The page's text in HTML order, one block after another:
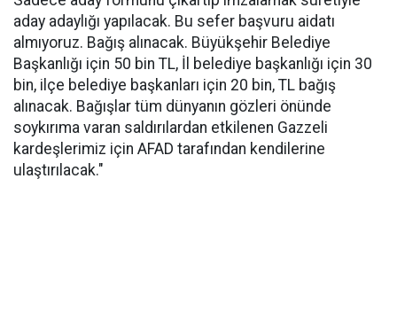
aday adaylığı yapılacak. Bu sefer başvuru aidatı
almıyoruz. Bağış alınacak. Büyükşehir Belediye
Başkanlığı için 50 bin TL, İl belediye başkanlığı için 30
bin, ilçe belediye başkanları için 20 bin, TL bağış
alınacak. Bağışlar tüm dünyanın gözleri önünde
soykırıma varan saldırılardan etkilenen Gazzeli
kardeşlerimiz için AFAD tarafından kendilerine
ulaştırılacak."